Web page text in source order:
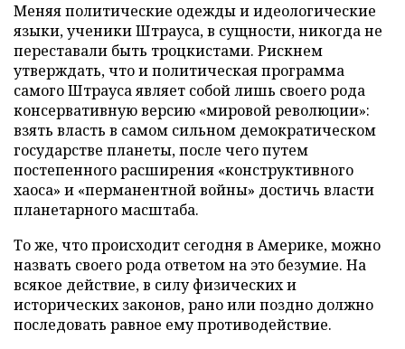
Меняя политические одежды и идеологические
языки, ученики Штрауса, в сущности, никогда не
переставали быть троцкистами. Рискнем
утверждать, что и политическая программа
самого Штрауса являет собой лишь своего рода
консервативную версию «мировой революции»:
взять власть в самом сильном демократическом
государстве планеты, после чего путем
постепенного расширения «конструктивного
хаоса» и «перманентной войны» достичь власти
планетарного масштаба.
То же, что происходит сегодня в Америке, можно
назвать своего рода ответом на это безумие. На
всякое действие, в силу физических и
исторических законов, рано или поздно должно
последовать равное ему противодействие.